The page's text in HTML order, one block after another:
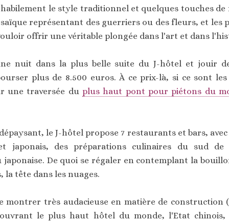
le style traditionnel et quelques touches
représentant des guerriers ou des fleurs, et les
offrir une véritable plongée dans l'art et dans
nuit dans la plus belle suite du J-hôtel et jouir
plus de 8.500 euros. À ce prix-là, si ce sont
une traversée duplus haut pont pour piétons du
le J-hôtel propose 7 restaurants et bars,
japonais, des préparations culinaires du sud
De quoi se régaler en contemplant la
la tête dans les nuages.
montrer très audacieuse en matière de construction
le plus haut hôtel du monde, l'Etat